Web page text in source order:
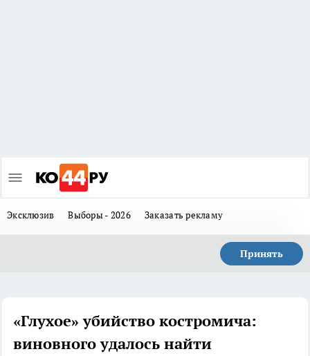
Эксклюзив Выборы - 2026 Заказать рекламу
Принять
«Глухое» убийство костромича:
виновного удалось найти